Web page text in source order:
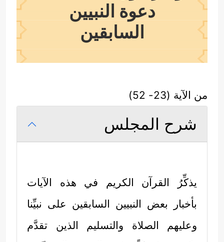
دعوة النبيين
السابقين
من الآية (23- 52)
شرح المجلس
يذكِّرُ القرآن الكريم في هذه الآيات
بأخبار بعض النبيين السابقين على نبيِّنا
وعليهم الصلاة والتسليم الذين تقدَّم